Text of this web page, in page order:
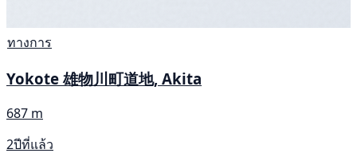
ทางการ
Yokote 雄物川町道地, Akita
687 m
2ปีที่แล้ว